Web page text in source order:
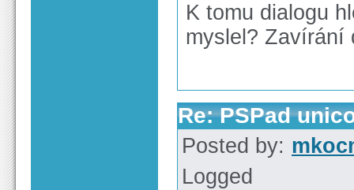
K tomu dialogu
myslel? Zavírání
Re: PSPad
Posted by:
Logged